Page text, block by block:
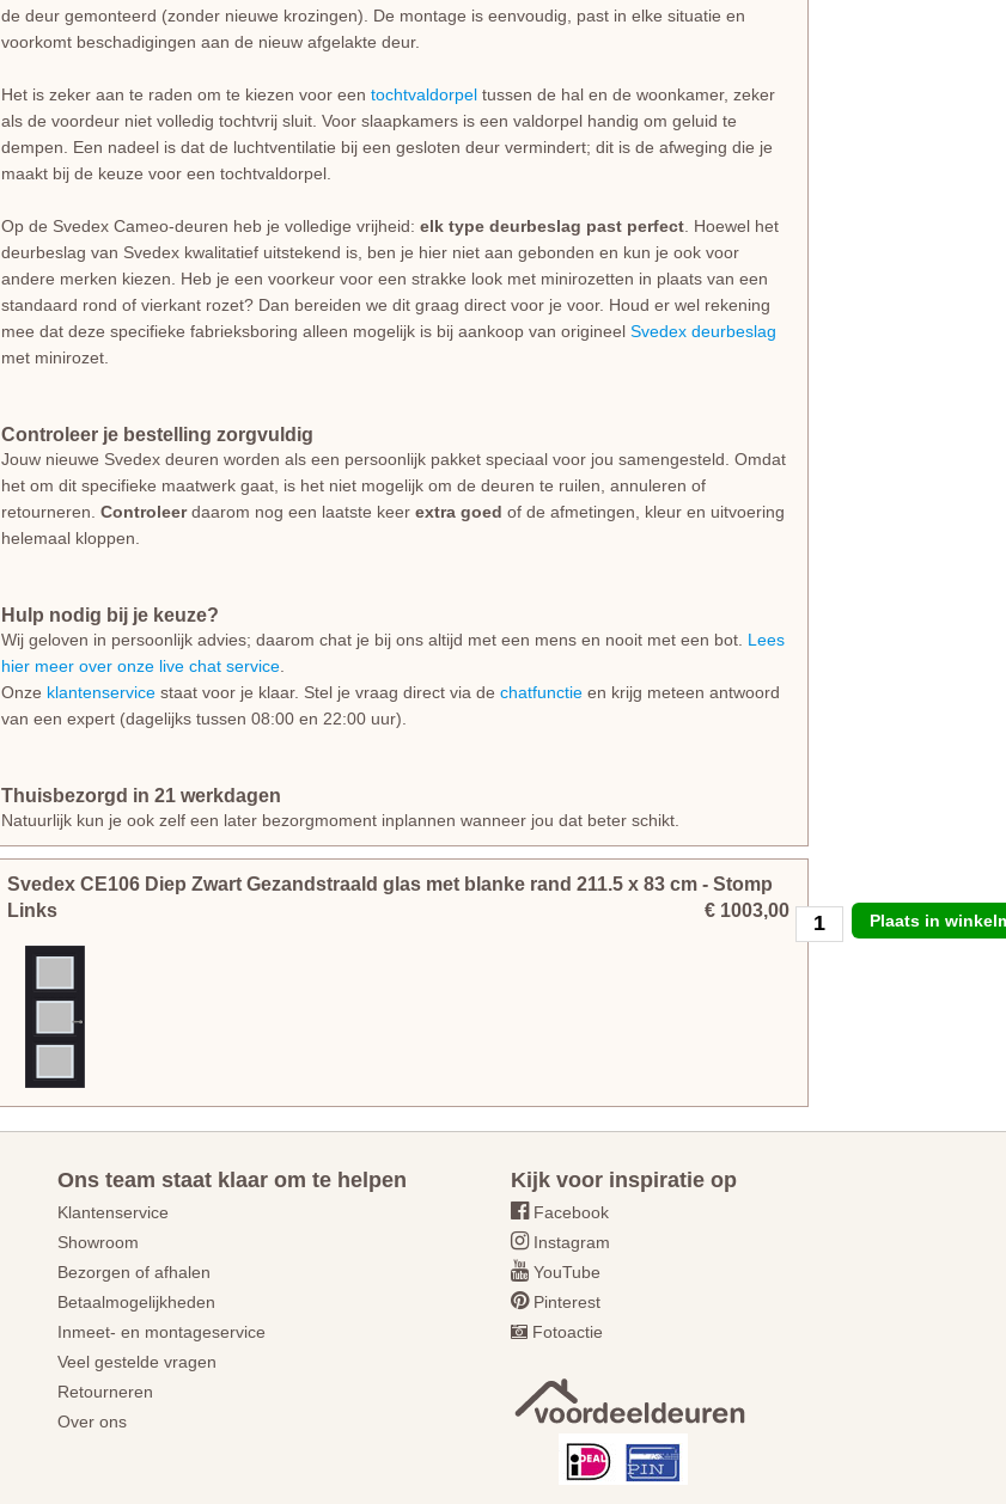
de deur gemonteerd (zonder nieuwe krozingen). De montage is eenvoudig, past in elke situatie en
voorkomt beschadigingen aan de nieuw afgelakte deur.
Het is zeker aan te raden om te kiezen voor een tochtvaldorpel tussen de hal en de woonkamer, zeker
als de voordeur niet volledig tochtvrij sluit. Voor slaapkamers is een valdorpel handig om geluid te
dempen. Een nadeel is dat de luchtventilatie bij een gesloten deur vermindert; dit is de afweging die je
maakt bij de keuze voor een tochtvaldorpel.
Op de Svedex Cameo-deuren heb je volledige vrijheid: elk type deurbeslag past perfect . Hoewel het
deurbeslag van Svedex kwalitatief uitstekend is, ben je hier niet aan gebonden en kun je ook voor
andere merken kiezen. Heb je een voorkeur voor een strakke look met minirozetten in plaats van een
standaard rond of vierkant rozet? Dan bereiden we dit graag direct voor je voor. Houd er wel rekening
mee dat deze specifieke fabrieksboring alleen mogelijk is bij aankoop van origineel Svedex deurbeslag
met minirozet.
Controleer je bestelling zorgvuldig
Jouw nieuwe Svedex deuren worden als een persoonlijk pakket speciaal voor jou samengesteld. Omdat
het om dit specifieke maatwerk gaat, is het niet mogelijk om de deuren te ruilen, annuleren of
retourneren. Controleerdaarom nog een laatste keer extra goed of de afmetingen, kleur en uitvoering
helemaal kloppen.
Hulp nodig bij je keuze?
Wij geloven in persoonlijk advies; daarom chat je bij ons altijd met een mens en nooit met een bot. Lees
hier meer over onze live chat service
Onze klantenservice staat voor je klaar. Stel je vraag direct via de chatfunctie en krijg meteen antwoord
van een expert (dagelijks tussen 08:00 en 22:00 uur).
Thuisbezorgd in 21 werkdagen
Natuurlijk kun je ook zelf een later bezorgmoment inplannen wanneer jou dat beter schikt.
Svedex CE106 Diep Zwart Gezandstraald glas met blanke rand 211.5 x 83 cm - Stomp
Links
€ 1003,00 Plaats in
Ons team staat klaar om te helpen
Klantenservice
Showroom
Bezorgen of afhalen
Betaalmogelijkheden
Inmeet- en montageservice
Veel gestelde vragen
Retourneren
Over ons
Kijk voor inspiratie op
Facebook
Instagram
YouTube
Pinterest
Fotoactie